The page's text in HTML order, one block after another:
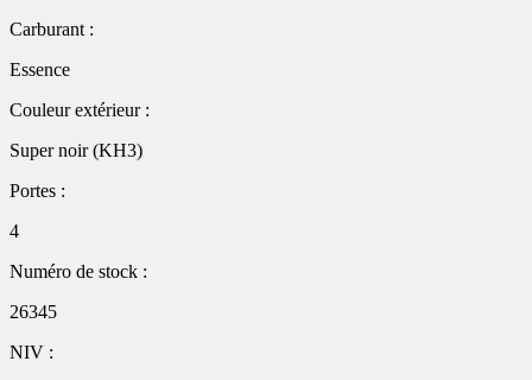
Carburant :
Essence
Couleur extérieur :
Super noir (KH3)
Portes :
4
Numéro de stock :
26345
NIV :